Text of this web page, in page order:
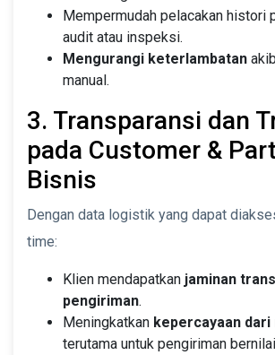
Mempermudah pelacakan histori
audit atau inspeksi.
Mengurangi keterlambatan
manual.
3. Transparansi dan
pada Customer &
Bisnis
Dengan data logistik yang dapat
time:
Klien mendapatkan jaminan
pengiriman.
Meningkatkan kepercayaan
terutama untuk pengiriman